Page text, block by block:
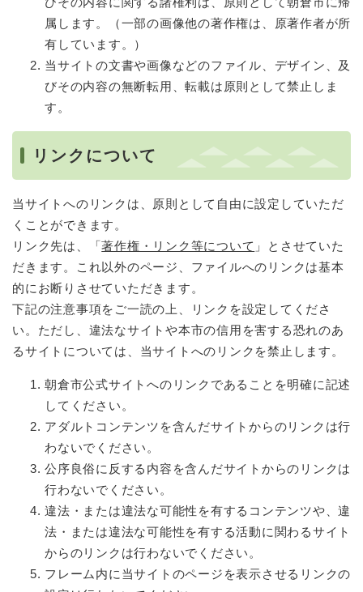
属します。（一部の画像他の著作権は、原著作者が所
有しています。）
当サイトの文書や画像などのファイル、デザイン、及
びその内容の無断転用、転載は原則として禁止しま
す。
リンクについて
当サイトへのリンクは、原則として自由に設定していただ
くことができます。
リンク先は、「著作権・リンク等について 」とさせていた
だきます。これ以外のページ、ファイルへのリンクは基本
的にお断りさせていただきます。
下記の注意事項をご一読の上、リンクを設定してくださ
い。ただし、違法なサイトや本市の信用を害する恐れのあ
るサイトについては、当サイトへのリンクを禁止します。
朝倉市公式サイトへのリンクであることを明確に記述
してください。
アダルトコンテンツを含んだサイトからのリンクは行
わないでください。
公序良俗に反する内容を含んだサイトからのリンクは
行わないでください。
違法・または違法な可能性を有するコンテンツや、違
法・または違法な可能性を有する活動に関わるサイト
からのリンクは行わないでください。
フレーム内に当サイトのページを表示させるリンクの